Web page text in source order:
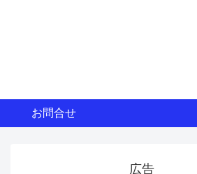
お問合せ
広告